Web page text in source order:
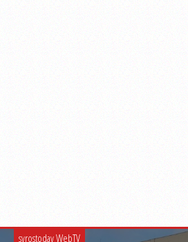
syrostoday WebTV